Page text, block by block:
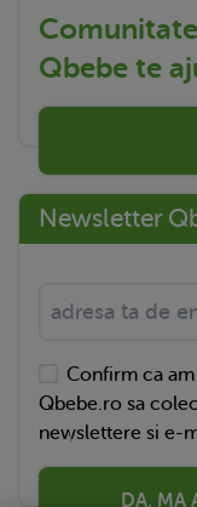
Qbebe te
Newsletter
Confirm ca
Qbebe.ro sa
newslettere si e-
DA, MA